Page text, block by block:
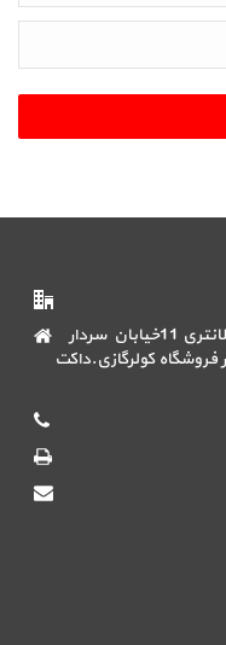
میدان کرج خیابان بهشتی روبروی کلانتری 11خیابان سردار
فروشگاه کولرگازی.داکت